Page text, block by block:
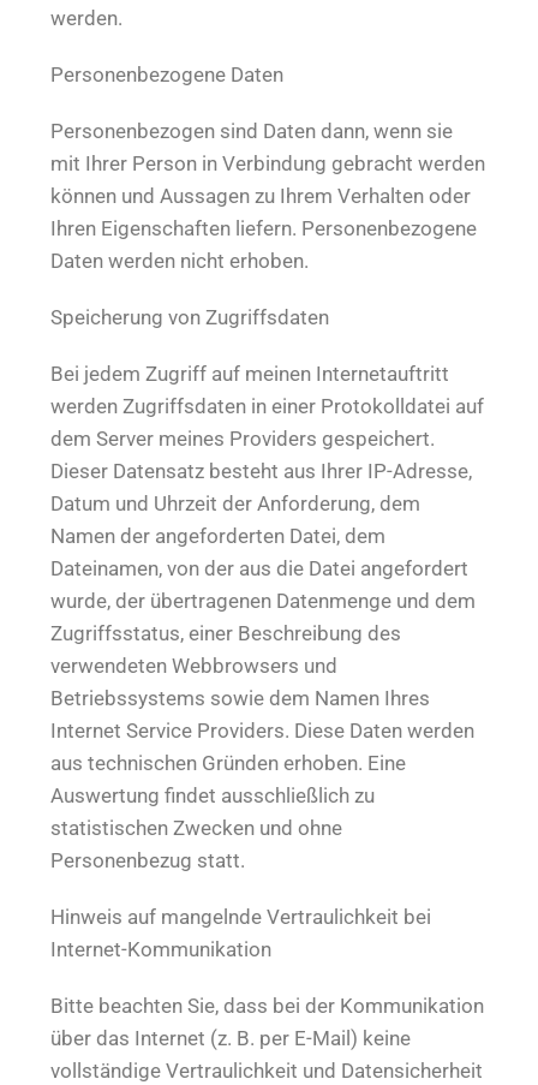
werden.
Personenbezogene Daten
Personenbezogen sind Daten dann, wenn sie
mit Ihrer Person in Verbindung gebracht werden
können und Aussagen zu Ihrem Verhalten oder
Ihren Eigenschaften liefern. Personenbezogene
Daten werden nicht erhoben.
Speicherung von Zugriffsdaten
Bei jedem Zugriff auf meinen Internetauftritt
werden Zugriffsdaten in einer Protokolldatei auf
dem Server meines Providers gespeichert.
Dieser Datensatz besteht aus Ihrer IP-Adresse,
Datum und Uhrzeit der Anforderung, dem
Namen der angeforderten Datei, dem
Dateinamen, von der aus die Datei angefordert
wurde, der übertragenen Datenmenge und dem
Zugriffsstatus, einer Beschreibung des
verwendeten Webbrowsers und
Betriebssystems sowie dem Namen Ihres
Internet Service Providers. Diese Daten werden
aus technischen Gründen erhoben. Eine
Auswertung findet ausschließlich zu
statistischen Zwecken und ohne
Personenbezug statt.
Hinweis auf mangelnde Vertraulichkeit bei
Internet-Kommunikation
Bitte beachten Sie, dass bei der Kommunikation
über das Internet (z. B. per E-Mail) keine
vollständige Vertraulichkeit und Datensicherheit